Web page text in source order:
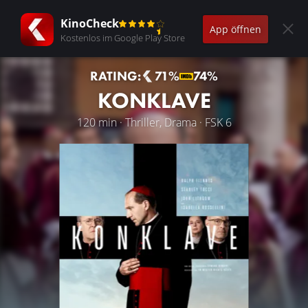
KinoCheck
Kostenlos im Google Play Store
App öffnen
RATING: 71% 74%
KONKLAVE
120 min · Thriller, Drama · FSK 6